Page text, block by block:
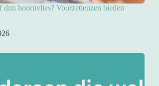
dun hoornvlies? Voorzetlenzen bieden